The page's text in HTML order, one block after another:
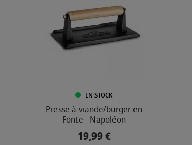
EN STOCK
Presse à viande/burger en
Fonte - Napoléon
Prix
19,99 €